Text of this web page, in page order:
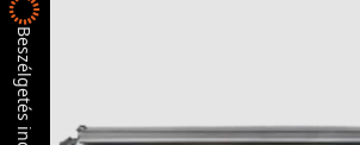
Beszélgetés indítása